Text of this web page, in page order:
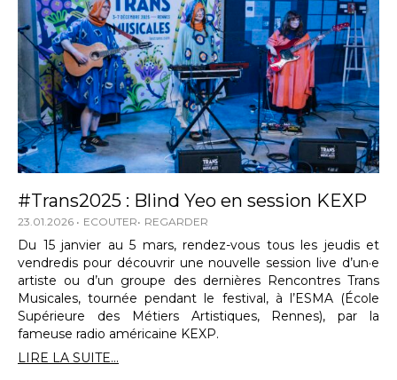
#Trans2025 : Blind Yeo en session KEXP
23.01.2026 ECOUTER REGARDER
Du 15 janvier au 5 mars, rendez-vous tous les jeudis et
vendredis pour découvrir une nouvelle session live d’un·e
artiste ou d’un groupe des dernières Rencontres Trans
Musicales, tournée pendant le festival, à l’ESMA (École
Supérieure des Métiers Artistiques, Rennes), par la
fameuse radio américaine KEXP.
LIRE LA SUITE...